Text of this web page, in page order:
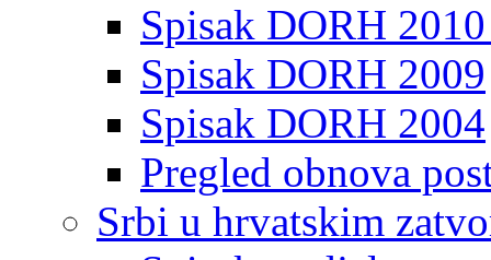
Spisak DORH
Spisak DORH 2009
Spisak DORH 2004
Pregled obnova
Srbi u hrvatskim